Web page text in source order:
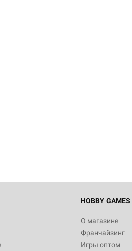
HOBBY GAMES
О магазине
Франчайзинг
Игры оптом